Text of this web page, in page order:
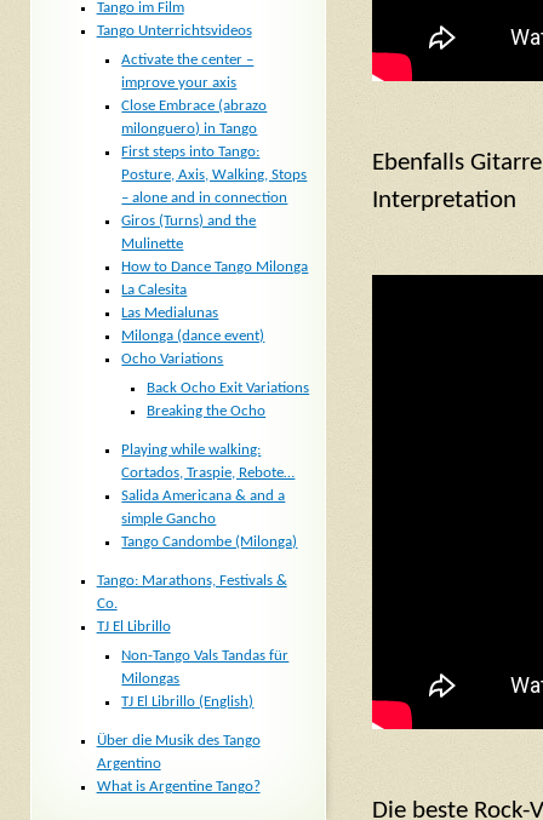
Ebenfalls
Interpretation
Die beste Rock-
Tango im Film
Tango Unterrichtsvideos
Activate the center –
improve your axis
Close Embrace (abrazo
milonguero) in Tango
First steps into Tango:
Posture, Axis, Walking, Stops
– alone and in connection
Giros (Turns) and the
Mulinette
How to Dance Tango Milonga
La Calesita
Las Medialunas
Milonga (dance event)
Ocho Variations
Back Ocho Exit Variations
Breaking the Ocho
Playing while walking:
Cortados, Traspie, Rebote…
Salida Americana & and a
simple Gancho
Tango Candombe (Milonga)
Tango: Marathons, Festivals &
Co.
TJ El Librillo
Non-Tango Vals Tandas für
Milongas
TJ El Librillo (English)
Über die Musik des Tango
Argentino
What is Argentine Tango?